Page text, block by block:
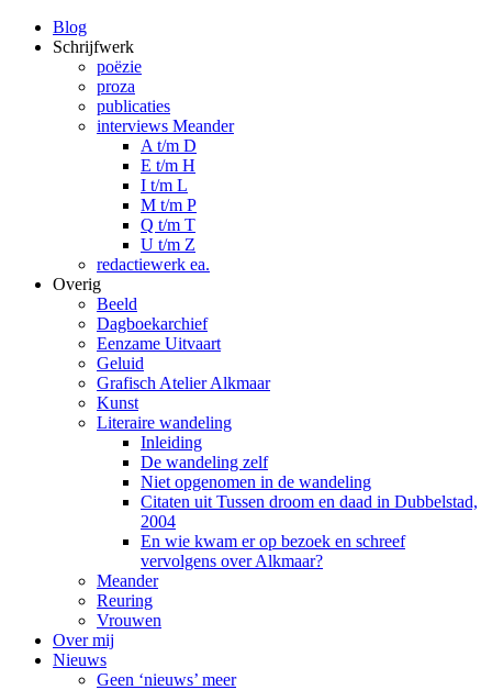
Blog
Schrijfwerk
poëzie
proza
publicaties
interviews Meander
A t/m D
E t/m H
I t/m L
M t/m P
Q t/m T
U t/m Z
redactiewerk ea.
Overig
Beeld
Dagboekarchief
Eenzame Uitvaart
Geluid
Grafisch Atelier Alkmaar
Kunst
Literaire wandeling
Inleiding
De wandeling zelf
Niet opgenomen in de wandeling
Citaten uit Tussen droom en daad in Dubbelstad,
2004
En wie kwam er op bezoek en schreef
vervolgens over Alkmaar?
Meander
Reuring
Vrouwen
Over mij
Nieuws
Geen ‘nieuws’ meer